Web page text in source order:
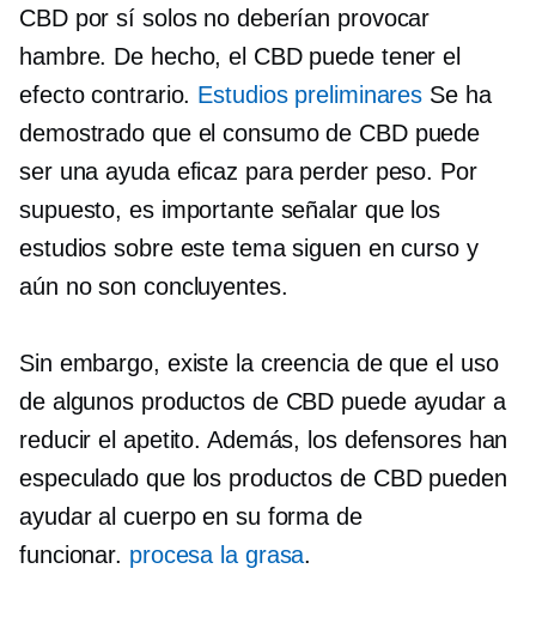
CBD por sí solos no deberían provocar
hambre. De hecho, el CBD puede tener el
efecto contrario. Estudios preliminares Se ha
demostrado que el consumo de CBD puede
ser una ayuda eficaz para perder peso. Por
supuesto, es importante señalar que los
estudios sobre este tema siguen en curso y
aún no son concluyentes.
Sin embargo, existe la creencia de que el uso
de algunos productos de CBD puede ayudar a
reducir el apetito. Además, los defensores han
especulado que los productos de CBD pueden
ayudar al cuerpo en su forma de
funcionar. procesa la grasa.